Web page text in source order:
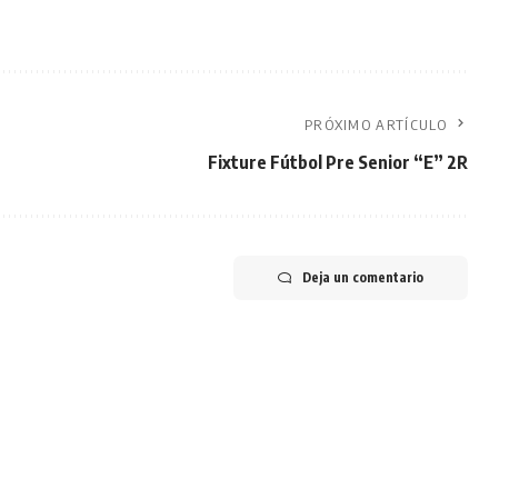
PRÓXIMO ARTÍCULO
Fixture Fútbol Pre Senior “E” 2R
Deja un comentario